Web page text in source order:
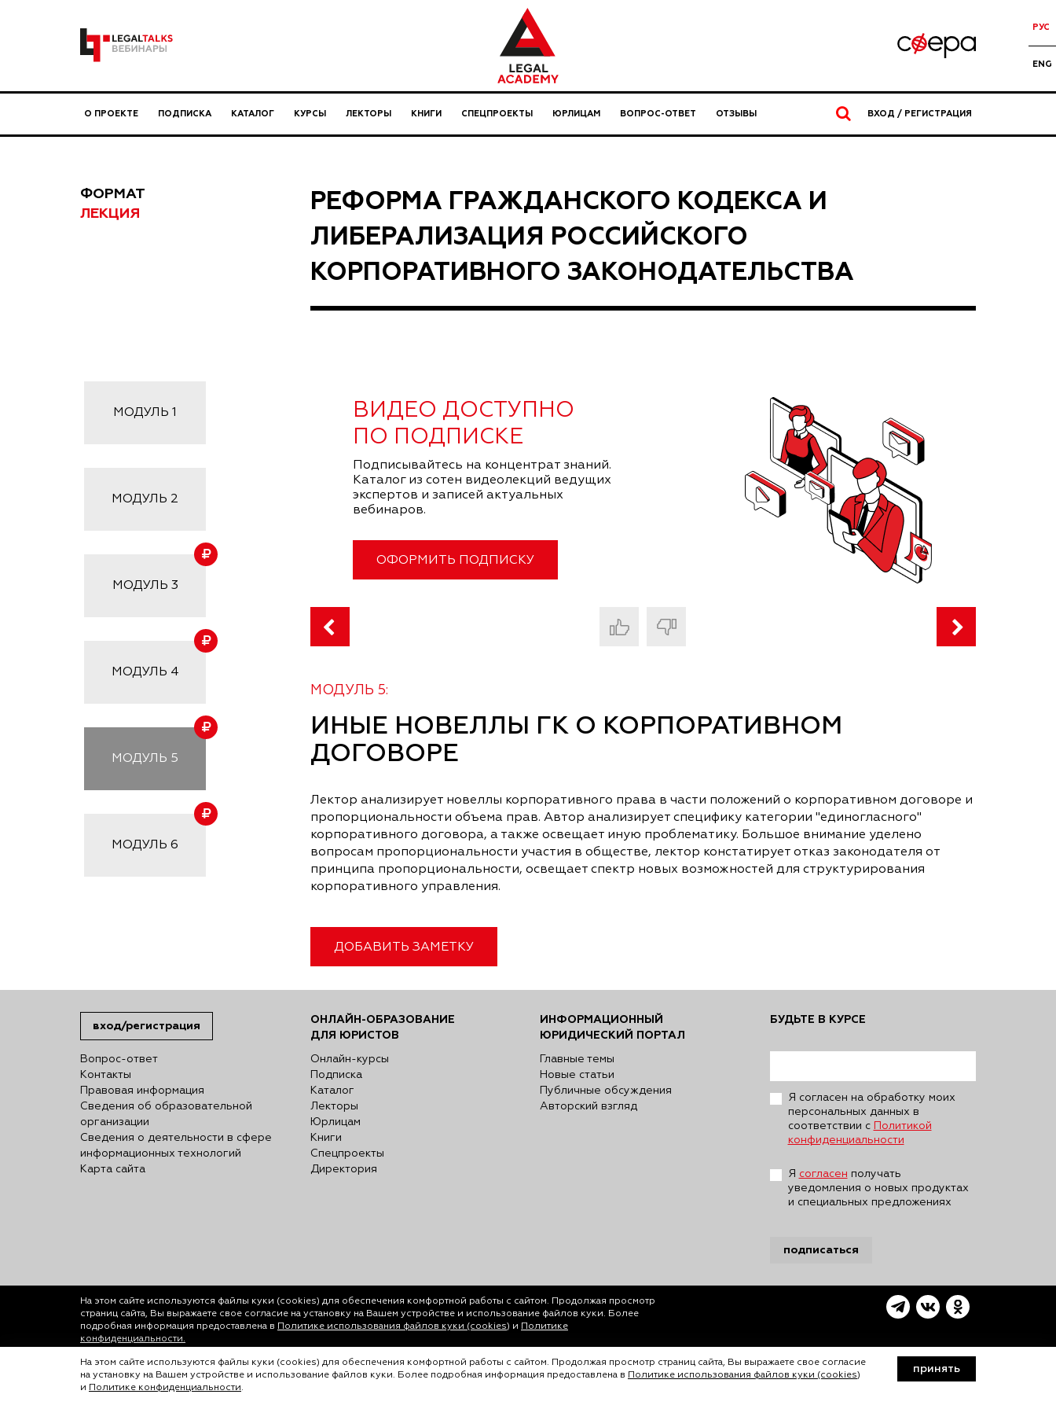
РУС
ENG
О ПРОЕКТЕ ПОДПИСКА КАТАЛОГ КУРСЫ ЛЕКТОРЫ КНИГИ СПЕЦПРОЕКТЫ ЮРЛИЦАМ ВОПРОС-ОТВЕТ ОТЗЫВЫ ВХОД / РЕГИСТРАЦИЯ
ФОРМАТ
ЛЕКЦИЯ
РЕФОРМА ГРАЖДАНСКОГО КОДЕКСА И
ЛИБЕРАЛИЗАЦИЯ РОССИЙСКОГО
КОРПОРАТИВНОГО ЗАКОНОДАТЕЛЬСТВА
МОДУЛЬ 1
МОДУЛЬ 2
МОДУЛЬ 3
МОДУЛЬ 4
МОДУЛЬ 5
МОДУЛЬ 6
ВИДЕО ДОСТУПНО
ПО ПОДПИСКЕ
Подписывайтесь на концентрат знаний.
Каталог из сотен видеолекций ведущих
экспертов и записей актуальных
вебинаров.
ОФОРМИТЬ ПОДПИСКУ
МОДУЛЬ 5:
ИНЫЕ НОВЕЛЛЫ ГК О КОРПОРАТИВНОМ
ДОГОВОРЕ
Лектор анализирует новеллы корпоративного права в части положений о корпоративном договоре и
пропорциональности объема прав. Автор анализирует специфику категории "единогласного"
корпоративного договора, а также освещает иную проблематику. Большое внимание уделено
вопросам пропорциональности участия в обществе, лектор констатирует отказ законодателя от
принципа пропорциональности, освещает спектр новых возможностей для структурирования
корпоративного управления.
ДОБАВИТЬ ЗАМЕТКУ
вход/регистрация
Вопрос-ответ
Контакты
Правовая информация
Сведения об образовательной
организации
Сведения о деятельности в сфере
информационных технологий
Карта сайта
ОНЛАЙН-ОБРАЗОВАНИЕ
ДЛЯ ЮРИСТОВ
Онлайн-курсы
Подписка
Каталог
Лекторы
Юрлицам
Книги
Спецпроекты
Директория
ИНФОРМАЦИОННЫЙ
ЮРИДИЧЕСКИЙ ПОРТАЛ
Главные темы
Новые статьи
Публичные обсуждения
Авторский взгляд
БУДЬТЕ В КУРСЕ
Я согласен на обработку моих
персональных данных в
соответствии с Политикой
конфиденциальности
Я согласен получать
уведомления о новых продуктах
и специальных предложениях
подписаться
На этом сайте используются файлы куки (cookies) для обеспечения комфортной работы с сайтом. Продолжая просмотр
страниц сайта, Вы выражаете свое согласие на установку на Вашем устройстве и использование файлов куки. Более
подробная информация предоставлена в Политике использования файлов куки (cookies) и Политике
конфиденциальности.
© ООО «Лигал Академия» 2016-2026.
Любое использование объектов сайта допускается только с согласия ООО «Лигал Академия».
На этом сайте используются файлы куки (cookies) для обеспечения комфортной работы с сайтом. Продолжая просмотр страниц сайта, Вы выражаете свое согласие
на установку на Вашем устройстве и использование файлов куки. Более подробная информация предоставлена в Политике использования файлов куки (cookies)
и Политике конфиденциальности.
принять